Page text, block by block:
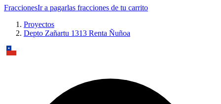
FraccionesIr a pagarlas fracciones de tu carrito
Proyectos
Depto Zañartu 1313 Renta Ñuñoa